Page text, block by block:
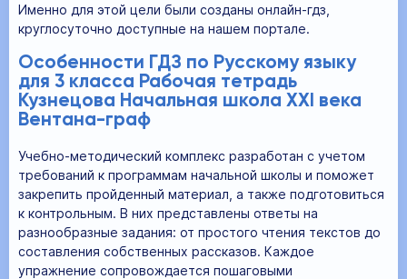
Именно для этой цели были созданы онлайн-гдз,
круглосуточно доступные на нашем портале.
Особенности ГДЗ по Русскому языку
для 3 класса Рабочая тетрадь
Кузнецова Начальная школа XXI века
Вентана-граф
Учебно-методический комплекс разработан с учетом
требований к программам начальной школы и поможет
закрепить пройденный материал, а также подготовиться
к контрольным. В них представлены ответы на
разнообразные задания: от простого чтения текстов до
составления собственных рассказов. Каждое
упражнение сопровождается пошаговыми